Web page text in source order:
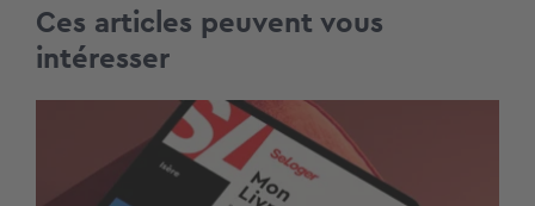
Ces articles peuvent vous
intéresser